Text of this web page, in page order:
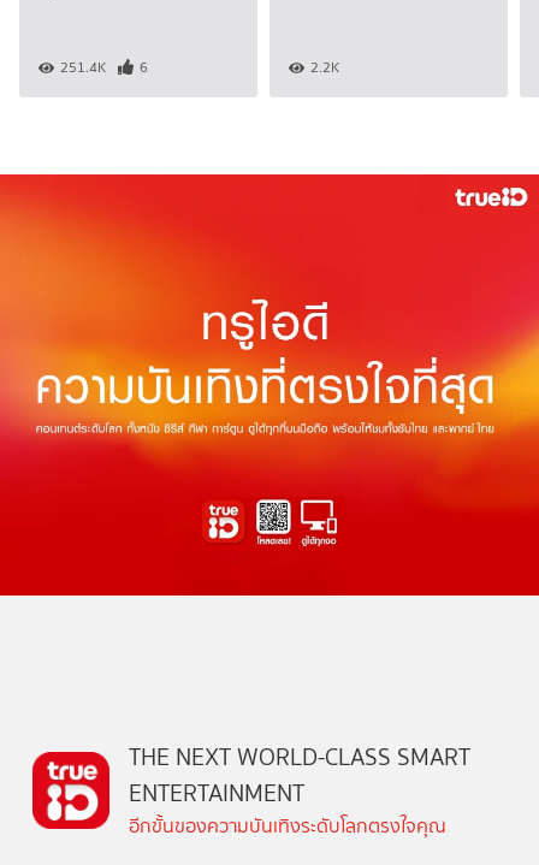
251.4K 6 2.2K
THE NEXT WORLD-CLASS SMART
ENTERTAINMENT
อีกขั้นของความบันเทิงระดับโลกตรงใจคุณ